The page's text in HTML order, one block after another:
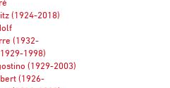
(1924-2018)
(1932-
1998)
(1929-2003)
(1926-